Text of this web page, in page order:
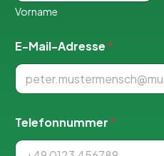
Vorname
i
e
i
l
e
W
E-Mail-Adresse*
Telefonnummer*